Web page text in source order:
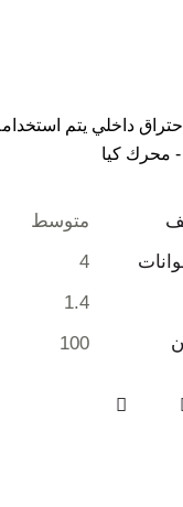
داخلي يتم
- محرك كيا
متوسط
4
1.4
100